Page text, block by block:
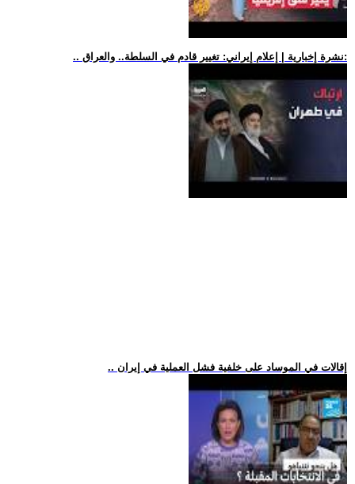
.. نشرة إخبارية | إعلام إيراني: تغيير قادم في السلطة.. والعراق:
.. إقالات في الموساد على خلفية فشل العملية في إيران